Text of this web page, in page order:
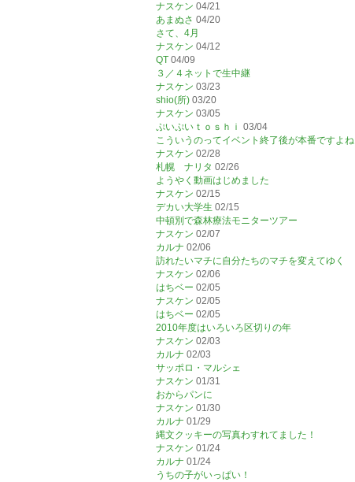
ナスケン 04/21
あまぬさ 04/20
さて、4月
ナスケン 04/12
QT 04/09
３／４ネットで生中継
ナスケン 03/23
shio(所) 03/20
ナスケン 03/05
ぷいぷいｔｏｓｈｉ 03/04
こういうのってイベント終了後が本番ですよね
ナスケン 02/28
札幌 ナリタ 02/26
ようやく動画はじめました
ナスケン 02/15
デカい大学生 02/15
中頓別で森林療法モニターツアー
ナスケン 02/07
カルナ 02/06
訪れたいマチに自分たちのマチを変えてゆく
ナスケン 02/06
はちベー 02/05
ナスケン 02/05
はちベー 02/05
2010年度はいろいろ区切りの年
ナスケン 02/03
カルナ 02/03
サッポロ・マルシェ
ナスケン 01/31
おからパンに
ナスケン 01/30
カルナ 01/29
縄文クッキーの写真わすれてました！
ナスケン 01/24
カルナ 01/24
うちの子がいっぱい！